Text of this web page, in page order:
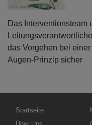
Das Interventionsteam
das Vorgehen bei
Augen-Prinzip sicher
Hauptnavigation
Startseite